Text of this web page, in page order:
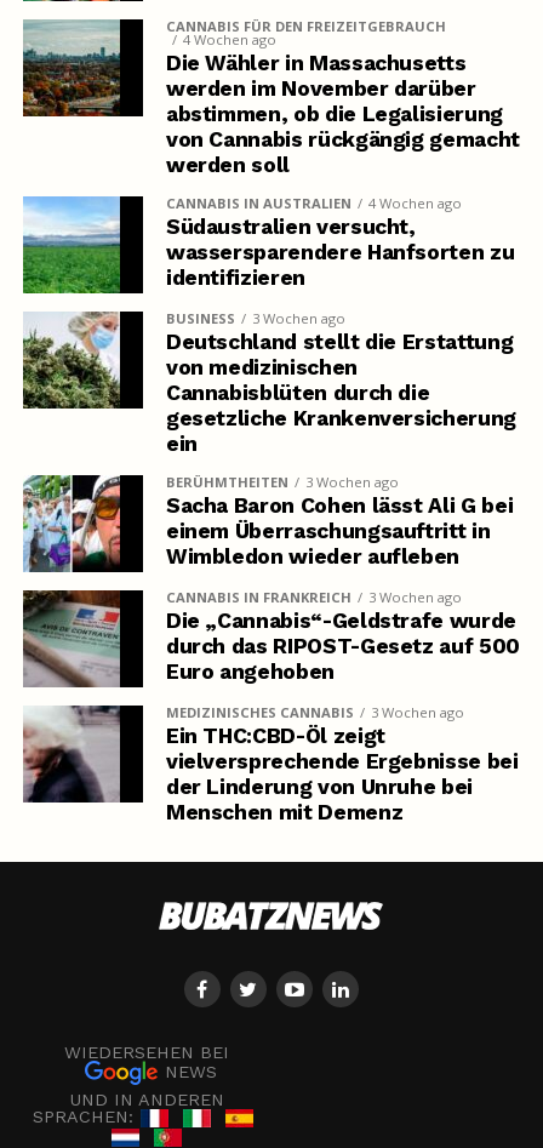
CANNABIS FÜR DEN FREIZEITGEBRAUCH
4 Wochen ago
Die Wähler in Massachusetts
werden im November darüber
abstimmen, ob die Legalisierung
von Cannabis rückgängig gemacht
werden soll
CANNABIS IN AUSTRALIEN 4 Wochen ago
Südaustralien versucht,
wassersparendere Hanfsorten zu
identifizieren
BUSINESS 3 Wochen ago
Deutschland stellt die Erstattung
von medizinischen
Cannabisblüten durch die
gesetzliche Krankenversicherung
ein
BERÜHMTHEITEN 3 Wochen ago
Sacha Baron Cohen lässt Ali G bei
einem Überraschungsauftritt in
Wimbledon wieder aufleben
CANNABIS IN FRANKREICH 3 Wochen ago
Die „Cannabis“-Geldstrafe wurde
durch das RIPOST-Gesetz auf 500
Euro angehoben
MEDIZINISCHES CANNABIS 3 Wochen ago
Ein THC:CBD-Öl zeigt
vielversprechende Ergebnisse bei
der Linderung von Unruhe bei
Menschen mit Demenz
WIEDERSEHEN BEI
NEWS
UND IN ANDEREN
SPRACHEN: